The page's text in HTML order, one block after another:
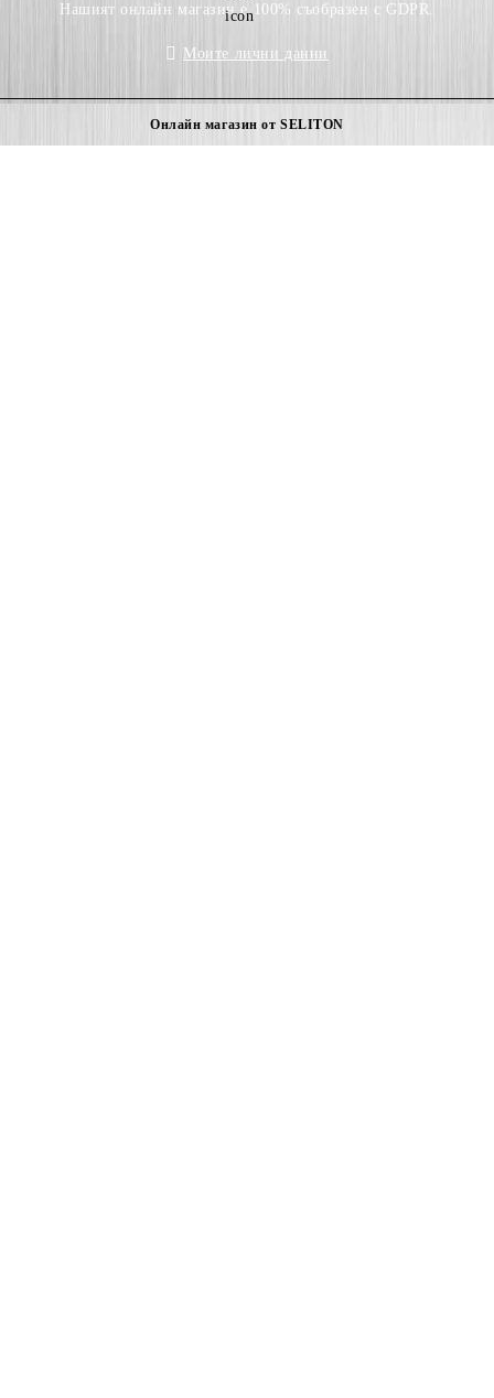
Нашият онлайн магазин е 100% съобразен с GDPR.
Моите лични данни
Онлайн магазин от SELITON